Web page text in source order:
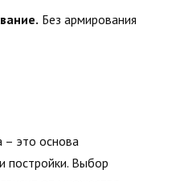
Без армирования
– это основа
постройки. Выбор